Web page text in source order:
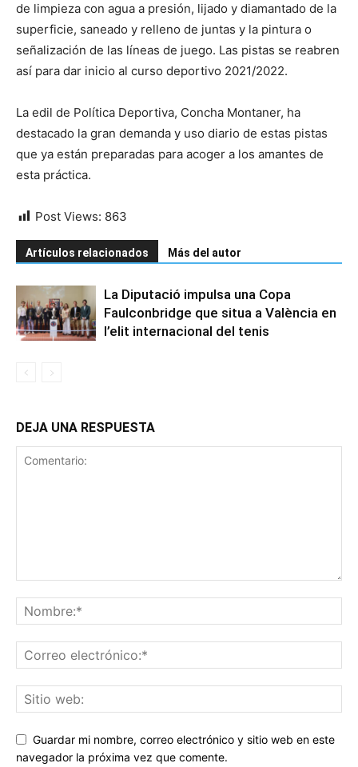
de limpieza con agua a presión, lijado y diamantado de la
superficie, saneado y relleno de juntas y la pintura o
señalización de las líneas de juego. Las pistas se reabren
así para dar inicio al curso deportivo 2021/2022.
La edil de Política Deportiva, Concha Montaner, ha
destacado la gran demanda y uso diario de estas pistas
que ya están preparadas para acoger a los amantes de
esta práctica.
Post Views: 863
Artículos relacionados Más del autor
La Diputació impulsa una Copa
Faulconbridge que situa a València en
l’elit internacional del tenis
DEJA UNA RESPUESTA
Guardar mi nombre, correo electrónico y sitio web en este
navegador la próxima vez que comente.